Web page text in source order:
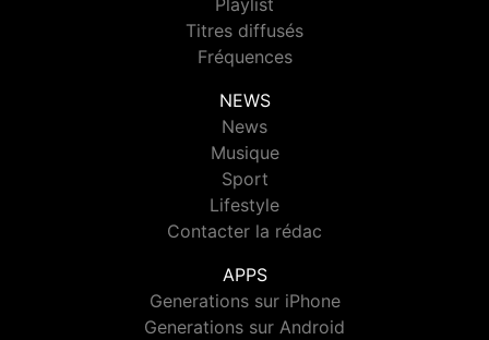
Playlist
Titres diffusés
Fréquences
NEWS
News
Musique
Sport
Lifestyle
Contacter la rédac
APPS
Generations sur iPhone
Generations sur Android